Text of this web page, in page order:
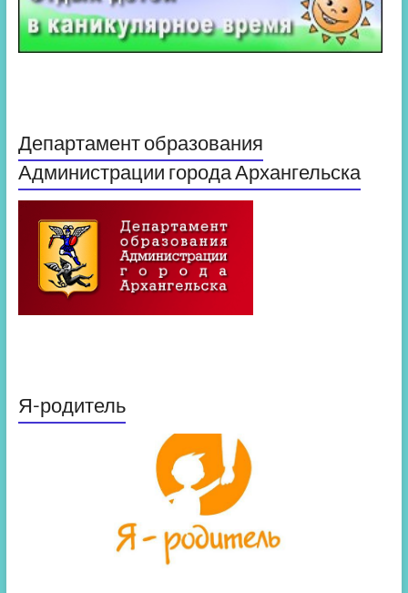
Департамент образования
Администрации города Архангельска
Я-родитель